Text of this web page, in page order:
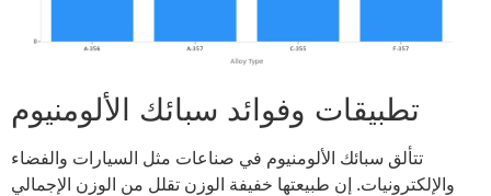
تطبيقات وفوائد سبائك الألومنيوم
تتألق سبائك الألومنيوم في صناعات مثل السيارات والفضاء
والإلكترونيات. إن طبيعتها خفيفة الوزن تقلل من الوزن الإجمالي